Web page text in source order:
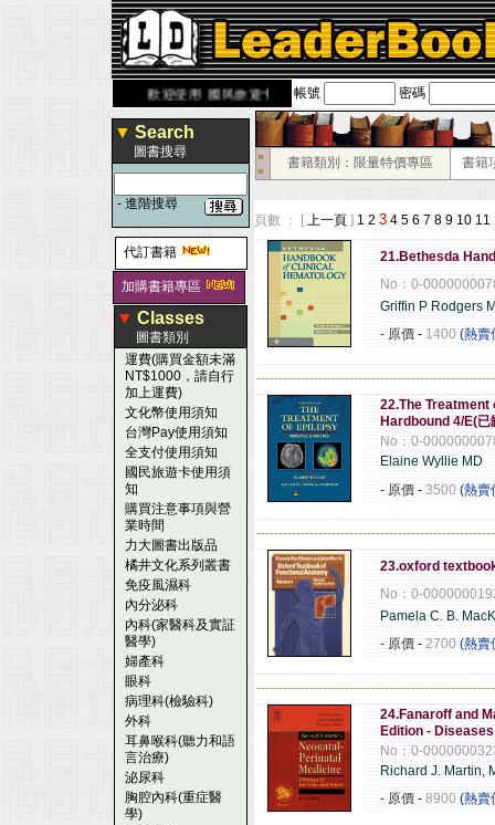
歡迎使用 國民旅遊卡！！ 帳號 密碼
▼ Search
圖書搜尋
- 進階搜尋
代訂書籍
加購書籍專區
▼ Classes
圖書類別
運費(購買金額未滿
NT$1000，請自行
加上運費)
文化幣使用須知
台灣Pay使用須知
全支付使用須知
國民旅遊卡使用須
知
購買注意事項與營
業時間
力大圖書出版品
橘井文化系列叢書
免疫風濕科
內分泌科
內科(家醫科及實証
醫學)
婦產科
眼科
病理科(檢驗科)
外科
耳鼻喉科(聽力和語
言治療)
泌尿科
胸腔內科(重症醫
學)
■
■
書籍類別：限量特價專區 書籍
頁數 ： [ 上一頁 ] 1 2 3 4 5 6 7 8 9 10 11
21.Bethesda
No：0-
Griffin P Rodgers
- 原價 - 1400 (熱賣
22.The
Hardbound 4/E(已
No：0-
Elaine Wyllie MD
- 原價 - 3500 (熱賣
23.oxford
No：0-
Pamela C. B.
- 原價 - 2700 (熱賣
24.Fanaroff and
Edition -
No：0-
Richard J. Martin,
- 原價 - 8900 (熱賣